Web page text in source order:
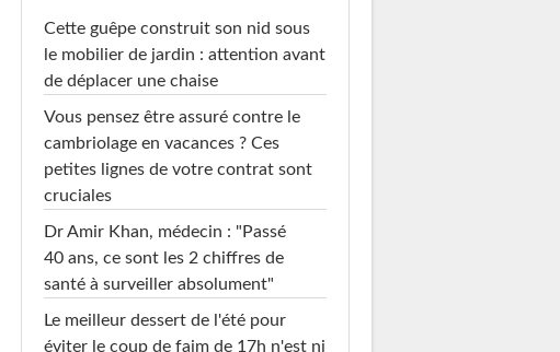
Cette guêpe construit son nid sous
le mobilier de jardin : attention avant
de déplacer une chaise
Vous pensez être assuré contre le
cambriolage en vacances ? Ces
petites lignes de votre contrat sont
cruciales
Dr Amir Khan, médecin : "Passé
40 ans, ce sont les 2 chiffres de
santé à surveiller absolument"
Le meilleur dessert de l'été pour
éviter le coup de faim de 17h n'est ni